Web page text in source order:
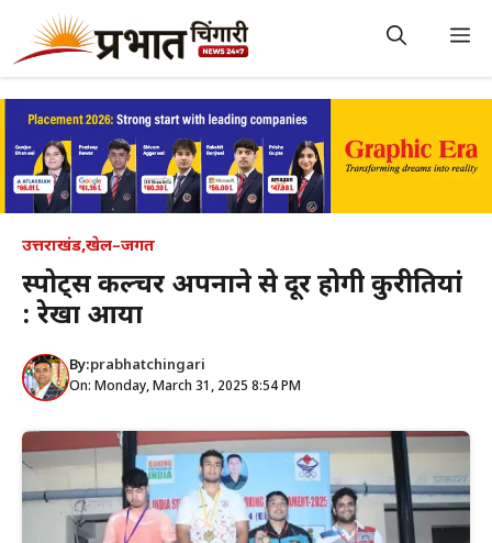
content
उत्तराखंड,खेल–जगत
स्पोर्ट्स कल्चर अपनाने से दूर होगी कुरीतियां
: रेखा आर्या
By:prabhatchingari
On: Monday, March 31, 2025 8:54 PM